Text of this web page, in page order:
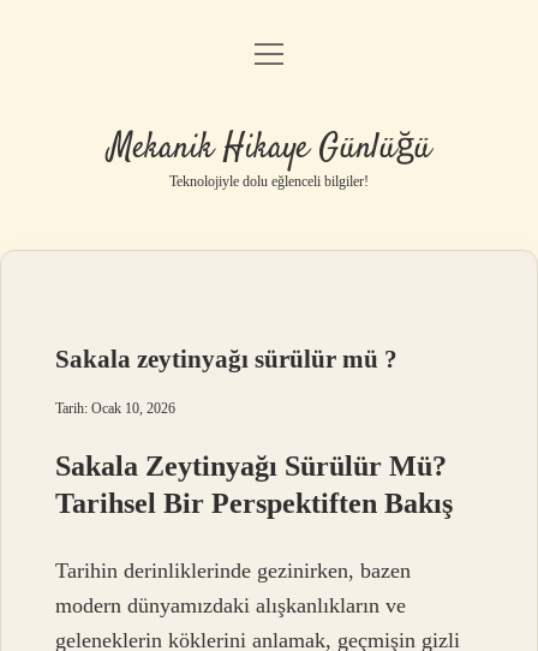
Anasayfa
Yasal Uyarı
menüyü
Mekanik Hikaye Günlüğü
Teknolojiyle dolu eğlenceli bilgiler!
Sakala zeytinyağı sürülür mü ?
Tarih: Ocak 10, 2026
Sakala Zeytinyağı Sürülür Mü?
Tarihsel Bir Perspektiften Bakış
Tarihin derinliklerinde gezinirken, bazen
modern dünyamızdaki alışkanlıkların ve
geleneklerin köklerini anlamak, geçmişin gizli